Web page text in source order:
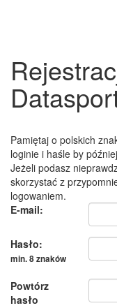
Pamiętaj o polskich
loginie i haśle by
Jeżeli podasz
skorzystać z
logowaniem.
E-mail:
Hasło:
min. 8 znaków
Powtórz
hasło